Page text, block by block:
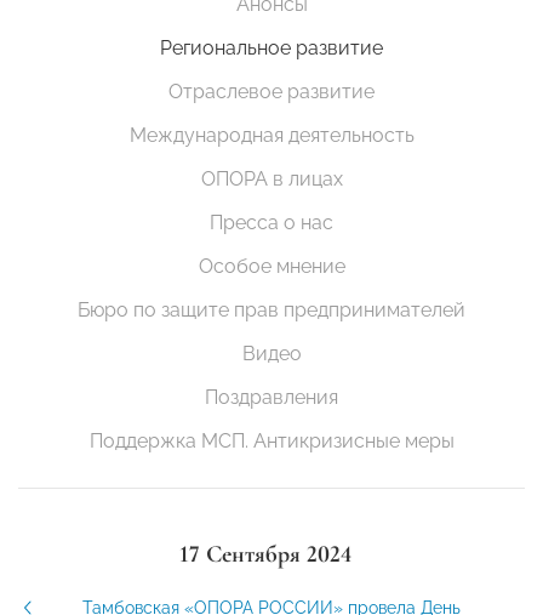
Региональное развитие
Отраслевое развитие
Международная деятельность
ОПОРА в лицах
Пресса о нас
Особое мнение
Бюро по защите прав предпринимателей
Видео
Поздравления
Поддержка МСП. Антикризисные меры
17 Сентября 2024
Тамбовская «ОПОРА РОССИИ» провела День